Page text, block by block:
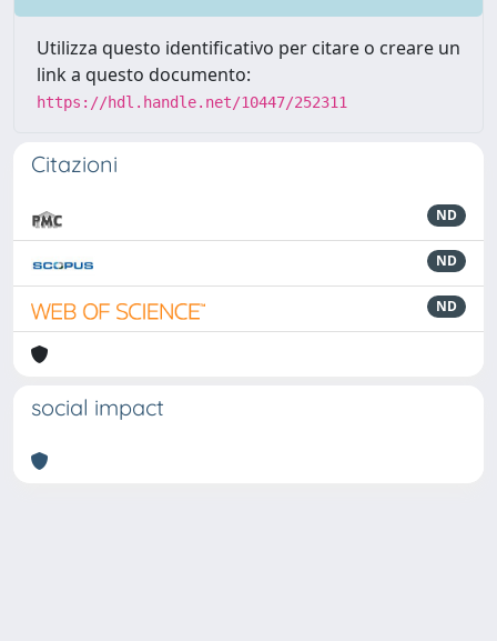
Utilizza questo identificativo per citare o creare un
link a questo documento:
https://hdl.handle.net/10447/252311
Citazioni
ND
ND
ND
social impact